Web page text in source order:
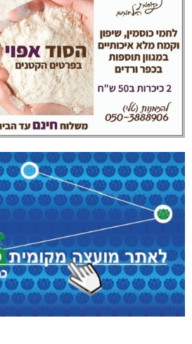
נהריה: נתפסו מאות אלפי שקלים ומט"ח